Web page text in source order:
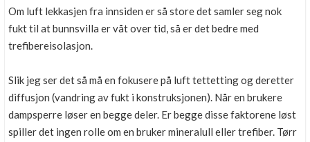
Om luft lekkasjen fra innsiden er så store det samler seg nok
fukt til at bunnsvilla er våt over tid, så er det bedre med
trefibereisolasjon.
Slik jeg ser det så må en fokusere på luft tettetting og deretter
diffusjon (vandring av fukt i konstruksjonen). Når en brukere
dampsperre løser en begge deler. Er begge disse faktorene løst
spiller det ingen rolle om en bruker mineralull eller trefiber. Tørr